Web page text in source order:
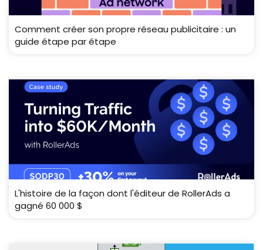
Comment créer son propre réseau publicitaire : un
guide étape par étape
L'histoire de la façon dont l'éditeur de RollerAds a
gagné 60 000 $